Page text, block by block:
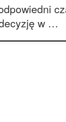
w …